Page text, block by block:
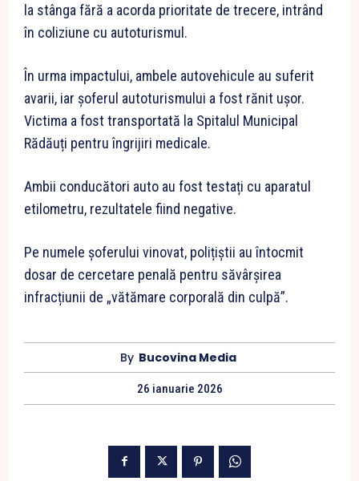
la stânga fără a acorda prioritate de trecere, intrând
în coliziune cu autoturismul.
În urma impactului, ambele autovehicule au suferit
avarii, iar șoferul autoturismului a fost rănit ușor.
Victima a fost transportată la Spitalul Municipal
Rădăuți pentru îngrijiri medicale.
Ambii conducători auto au fost testați cu aparatul
etilometru, rezultatele fiind negative.
Pe numele șoferului vinovat, polițiștii au întocmit
dosar de cercetare penală pentru săvârșirea
infracțiunii de „vătămare corporală din culpă”.
By Bucovina Media
26 ianuarie 2026